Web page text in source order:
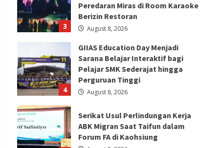
3
Peredaran Miras di Room Karaoke
Berizin Restoran
August 8, 2026
4
GIIAS Education Day Menjadi
Sarana Belajar Interaktif bagi
Pelajar SMK Sederajat hingga
Perguruan Tinggi
August 8, 2026
Serikat Usul Perlindungan Kerja
ABK Migran Saat Taifun dalam
Forum FA di Kaohsiung